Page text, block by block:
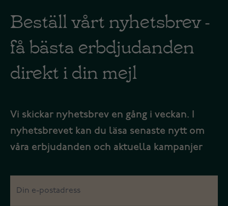
Beställ vårt nyhetsbrev -
få bästa erbdjudanden
direkt i din mejl
Vi skickar nyhetsbrev en gång i veckan. I
nyhetsbrevet kan du läsa senaste nytt om
våra erbjudanden och aktuella kampanjer